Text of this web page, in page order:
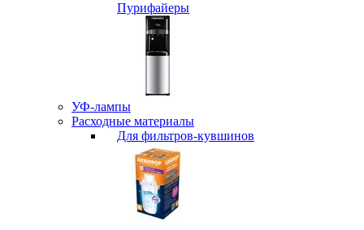
Пурифайеры
УФ-лампы
Расходные материалы
Для фильтров-кувшинов